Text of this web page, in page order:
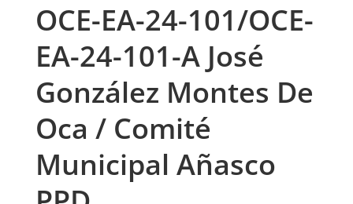
OCE-EA-24-101/OCE-
EA-24-101-A José
González Montes De
Oca / Comité
Municipal Añasco